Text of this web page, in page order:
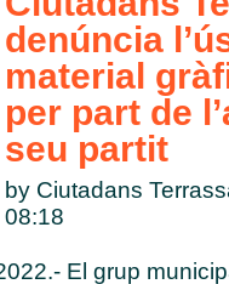
denúncia
material
per part de
seu partit
by Ciutadans
08:18
El grup